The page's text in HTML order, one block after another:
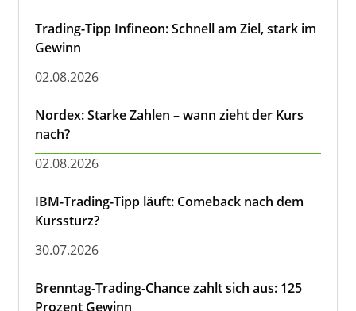
Trading-Tipp Infineon: Schnell am Ziel, stark im
Gewinn
02.08.2026
Nordex: Starke Zahlen – wann zieht der Kurs
nach?
02.08.2026
IBM-Trading-Tipp läuft: Comeback nach dem
Kurssturz?
30.07.2026
Brenntag-Trading-Chance zahlt sich aus: 125
Prozent Gewinn